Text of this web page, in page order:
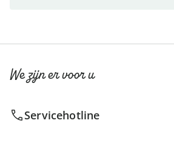
We zijn er voor u
Servicehotline